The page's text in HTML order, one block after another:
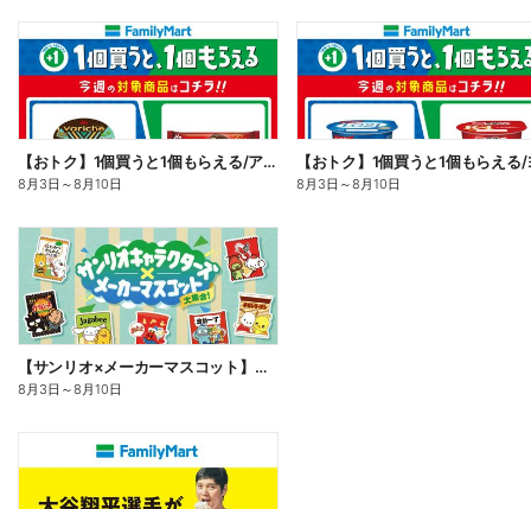
【おトク】1個買うと1個もらえる/アイス
8月3日 ～8月10日 8月3日 ～8月10日
【サンリオ×メーカーマスコット】オリジナルグッズ貰える!
8月3日 ～8月10日